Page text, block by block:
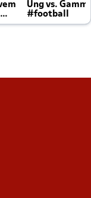
Ung vs.
#football